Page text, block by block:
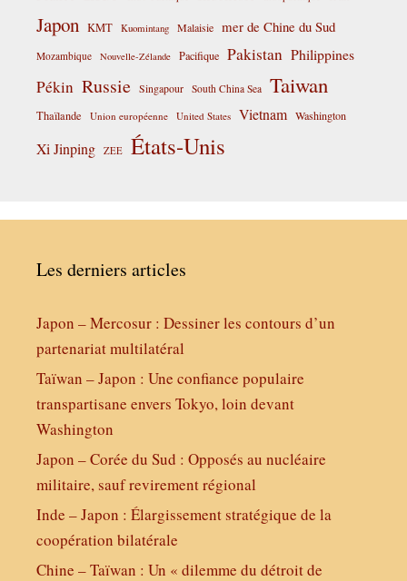
Japon KMT Kuomintang Malaisie mer de Chine du Sud
Mozambique Nouvelle-Zélande Pacifique Pakistan Philippines
Pékin Russie Singapour South China Sea Taiwan
Thaïlande Union européenne United States Vietnam Washington
Xi Jinping ZEE États-Unis
Les derniers articles
Japon – Mercosur : Dessiner les contours d’un
partenariat multilatéral
Taïwan – Japon : Une confiance populaire
transpartisane envers Tokyo, loin devant
Washington
Japon – Corée du Sud : Opposés au nucléaire
militaire, sauf revirement régional
Inde – Japon : Élargissement stratégique de la
coopération bilatérale
Chine – Taïwan : Un « dilemme du détroit de